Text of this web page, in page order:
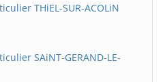
THiEL-SUR-ACOLiN
SAiNT-GERAND-LE-